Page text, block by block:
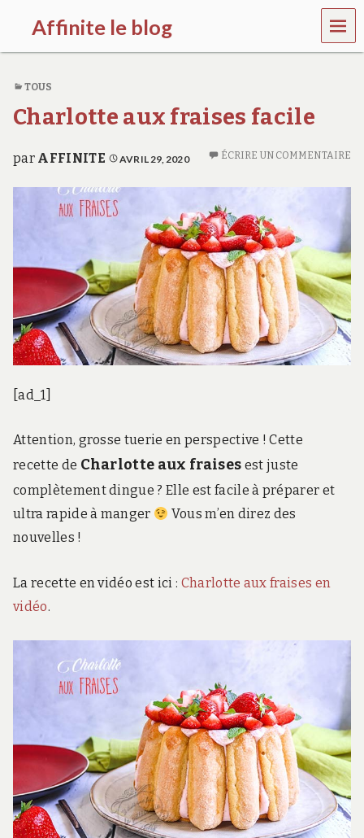
Affinite le blog
e
p
l
u
s
i
…
MEN
U
TOUS
Charlotte aux fraises facile
par AFFINITE AVRIL 29, 2020 ÉCRIRE UN COMMENTAIRE
[ad_1]
Attention, grosse tuerie en perspective ! Cette
recette de Charlotte aux fraises est juste
complètement dingue ? Elle est facile à préparer et
ultra rapide à manger
Vous m’en direz des
nouvelles !
La recette en vidéo est ici : Charlotte aux fraises en
vidéo.